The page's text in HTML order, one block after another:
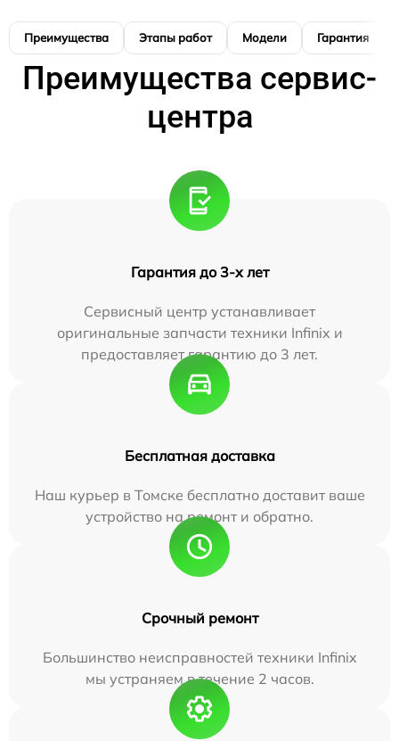
Преимущества Этапы работ Модели Гарантия
Преимущества сервис-
центра
Гарантия до 3-х лет
Сервисный центр устанавливает
оригинальные запчасти техники Infinix и
предоставляет гарантию до 3 лет.
Бесплатная доставка
Наш курьер в Томске бесплатно доставит ваше
устройство на ремонт и обратно.
Срочный ремонт
Большинство неисправностей техники Infinix
мы устраняем в течение 2 часов.